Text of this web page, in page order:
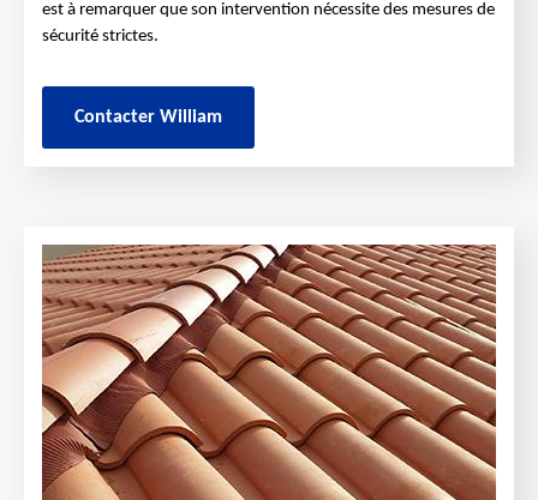
est à remarquer que son intervention nécessite des mesures de
sécurité strictes.
Contacter William